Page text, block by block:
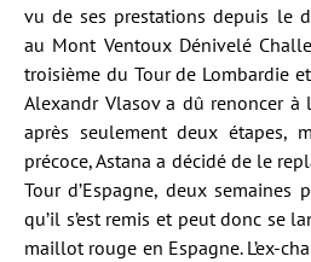
vu de ses prestations depuis le
au Mont Ventoux Dénivelé
troisième du Tour de Lombardie
Alexandr Vlasov a dû renoncer
après seulement deux étapes,
précoce, Astana a décidé de le
Tour d’Espagne, deux semaines
qu’il s’est remis et peut donc se
maillot rouge en Espagne. L’ex-